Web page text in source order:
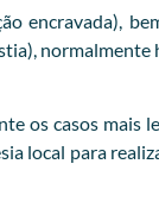
encravada),
os casos mais
local para